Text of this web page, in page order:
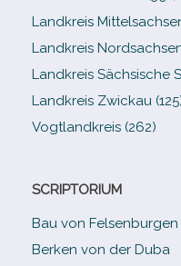
Landkreis
Landkreis
Landkreis Sächsische
Landkreis Zwickau
Vogtlandkreis (262)
SCRIPTORIUM
Bau von Felsenburgen
Berken von der Duba